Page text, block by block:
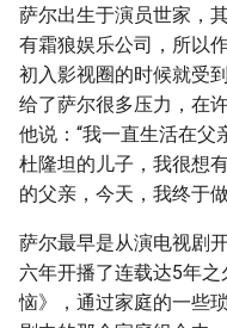
萨尔出生于演员世家，
有霜狼娱乐公司，所以
初入影视圈的时候就受
给了萨尔很多压力，在
他说：“我一直生活在父
杜隆坦的儿子，我很想
的父亲，今天，我终于
萨尔最早是从演电视剧
六年开播了连载达5年
恼》，通过家庭的一些